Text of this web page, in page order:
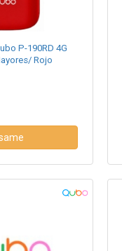
P-190RD 4G
Rojo